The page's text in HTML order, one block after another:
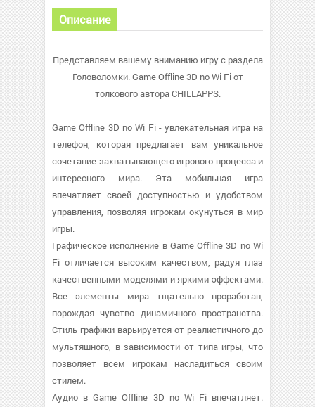
Описание
Представляем вашему вниманию игру с раздела
Головоломки. Game Offline 3D no Wi Fi от
толкового автора CHILLAPPS.
Game Offline 3D no Wi Fi - увлекательная игра на
телефон, которая предлагает вам уникальное
сочетание захватывающего игрового процесса и
интересного мира. Эта мобильная игра
впечатляет своей доступностью и удобством
управления, позволяя игрокам окунуться в мир
игры.
Графическое исполнение в Game Offline 3D no Wi
Fi отличается высоким качеством, радуя глаз
качественными моделями и яркими эффектами.
Все элементы мира тщательно проработан,
порождая чувство динамичного пространства.
Стиль графики варьируется от реалистичного до
мультяшного, в зависимости от типа игры, что
позволяет всем игрокам насладиться своим
стилем.
Аудио в Game Offline 3D no Wi Fi впечатляет.